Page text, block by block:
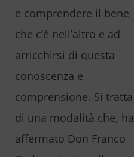
e comprendere il bene
che c’è nell’altro e ad
arricchirsi di questa
conoscenza e
comprensione. Si tratta
di una modalità che, ha
affermato Don Franco